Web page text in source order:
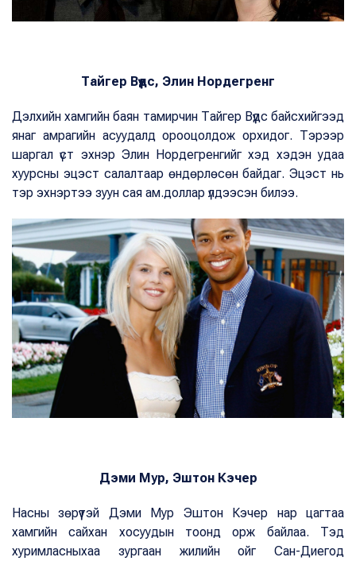
Тайгер Вүүдс, Элин Нордегренг
Дэлхийн хамгийн баян тамирчин Тайгер Вүүдс байсхийгээд
янаг амрагийн асуудалд орооцолдож орхидог. Тэрээр
шаргал үст эхнэр Элин Нордегренгийг хэд хэдэн удаа
хуурсны эцэст салалтаар өндөрлөсөн байдаг. Эцэст нь
тэр эхнэртээ зуун сая ам.доллар үлдээсэн билээ.
Дэми Мур, Эштон Кэчер
Насны зөрүүтэй Дэми Мур Эштон Кэчер нар цагтаа
хамгийн сайхан хосуудын тоонд орж байлаа. Тэд
хуримласныхаа зургаан жилийн ойг Сан-Диегод